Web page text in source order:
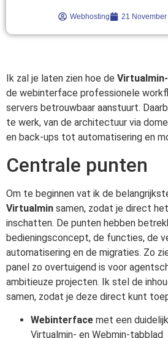
Webhosting 21 November
Ik zal je laten zien hoe de
de webinterface professionele
servers betrouwbaar aanstuurt.
te werk, van de architectuur via
en back-ups tot automatisering en
Centrale punten
Om te beginnen vat ik de
Virtualmin samen, zodat je direct
inschatten. De punten hebben
bedieningsconcept, de functies, de
automatisering en de migraties. Zo
panel zo overtuigend is voor
ambitieuze projecten. Ik stel de
samen, zodat je deze direct kunt
Webinterface met een
Virtualmin- en Webmin-tabblad